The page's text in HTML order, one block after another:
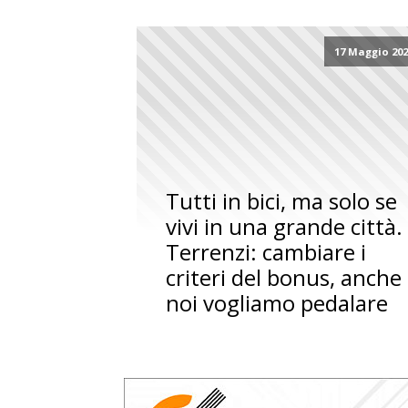
17 Maggio
Tutti in bici, ma solo se
vivi in una grande città.
Terrenzi: cambiare i
criteri del bonus, anche
noi vogliamo pedalare